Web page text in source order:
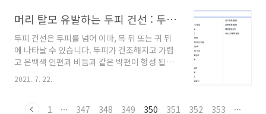
고 방식이 바뀌고 희망과 동기가 부여될 수 있습
니다..
니다. 돈을 투자하고 활용하는 다양한 방법이 있
습니다. 하지만 주식 투자를 시작하기 전에 알아
야 할 것이 많습니다. 1단계 : 목표 파악 투자 전략
을 세울 때 취해야 할 중요한 첫 번째 단계입니다.
목표가 확실하지 않은 경우 먼저 부채 금액, 세후
소득 및 예상 은퇴 목표 날짜와 같은 재정 상황을
머리 탈모 유발하는 두피 건선 : 두피건강을 위한 탈모 두피 관리
두피 건선은 두피를 넘어 이마, 목 뒤 또는 귀 뒤
에 나타날 수 있습니다. 두피가 건조해지고 가렵
고 은백색 인편과 비듬과 같은 박편이 형성 됩니
탈모의 원인이 됩니다. 이 질병은 모낭을 특별히
다. 건선 피부 병변과 관련된 심한 염증은 모낭을
2021. 7. 22.
1 ··· 347 348 349 350 351 352 353 ···